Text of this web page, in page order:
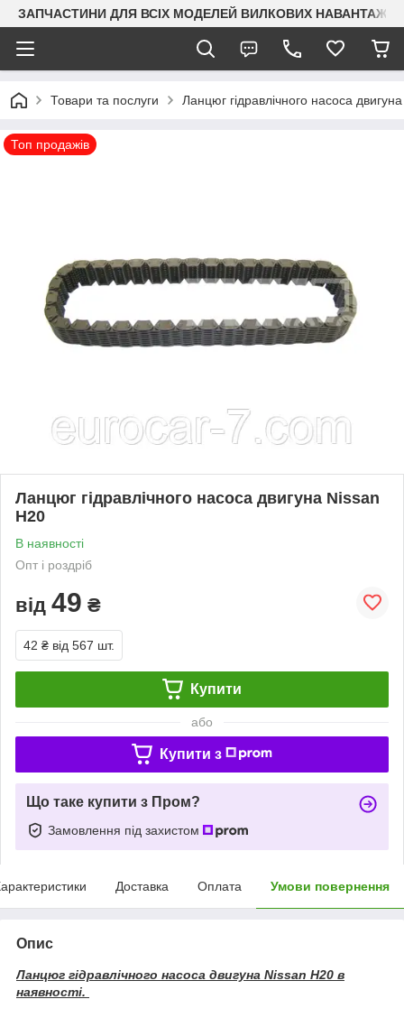
ЗАПЧАСТИНИ ДЛЯ ВСІХ МОДЕЛЕЙ ВИЛКОВИХ
Товари та послуги Ланцюг гідравлічного насоса
Топ продажів
Ланцюг гідравлічного насоса двигуна Nissan
H20
В наявності
Опт і роздріб
від 49 ₴
42 ₴ від 567 шт.
Купити
або
Купити з
Що таке купити з Пром?
Замовлення під захистом
Доставка Оплата Умови повернення
Опис
Ланцюг гідравлічного насоса двигуна Nissan H20 в
наявності.